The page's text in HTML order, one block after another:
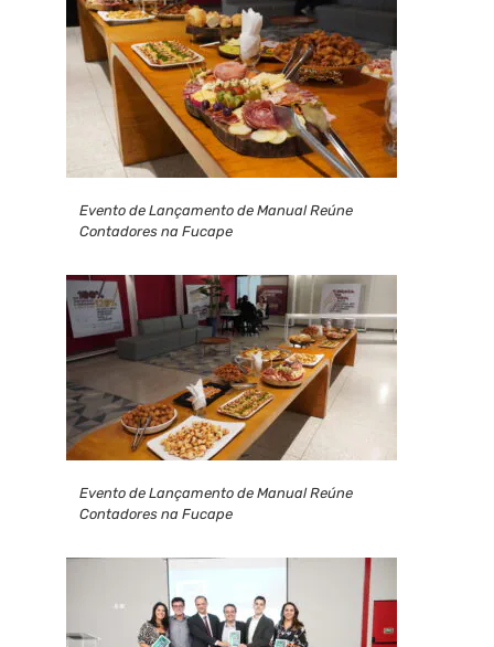
Evento de Lançamento de Manual Reúne
Contadores na Fucape
Evento de Lançamento de Manual Reúne
Contadores na Fucape